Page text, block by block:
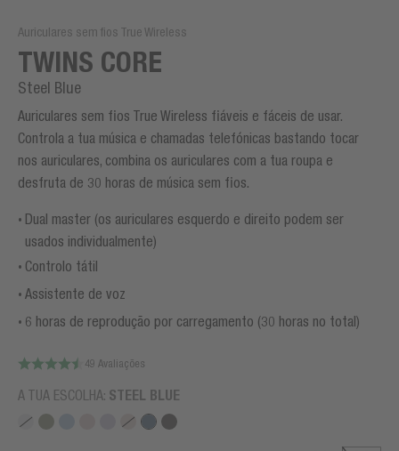
Auriculares sem fios True Wireless
TWINS CORE
Steel Blue
Auriculares sem fios True Wireless fiáveis e fáceis de usar.
Controla a tua música e chamadas telefónicas bastando tocar
nos auriculares, combina os auriculares com a tua roupa e
desfruta de 30 horas de música sem fios.
Dual master (os auriculares esquerdo e direito podem ser
usados individualmente)
Controlo tátil
Assistente de voz
6 horas de reprodução por carregamento (30 horas no total)
49 Avaliações
A TUA ESCOLHA: STEEL BLUE